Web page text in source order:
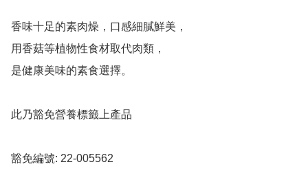
香味十足的素肉燥，口感細膩鮮美，
用香菇等植物性食材取代肉類，
是健康美味的素食選擇。
此乃豁免營養標籤上產品
豁免編號: 22-005562